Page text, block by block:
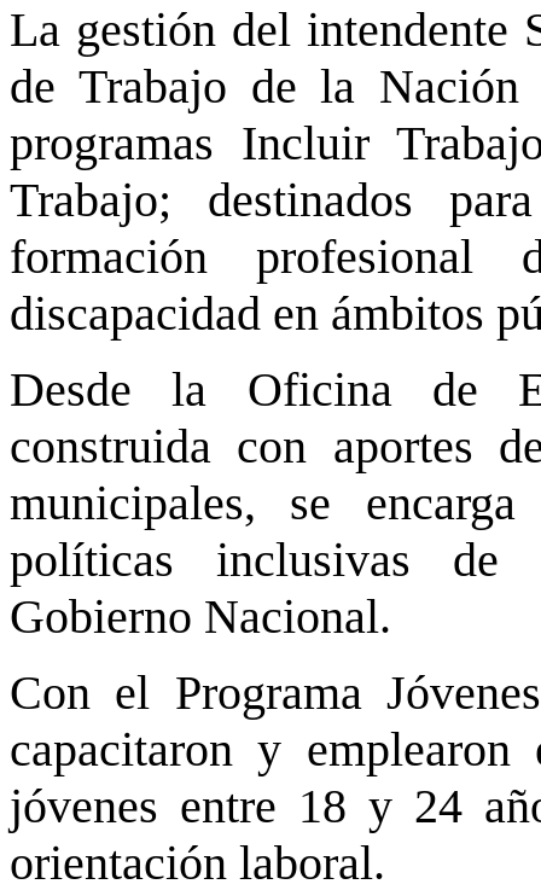
La gestión del intendente
de Trabajo de la Nación
programas Incluir
Trabajo; destinados
formación
discapacidad en ámbitos
Desde la Oficina de
construida con aportes
municipales, se
políticas inclusivas de
Gobierno Nacional.
Con el Programa
capacitaron y
jóvenes entre 18 y 24
orientación laboral.